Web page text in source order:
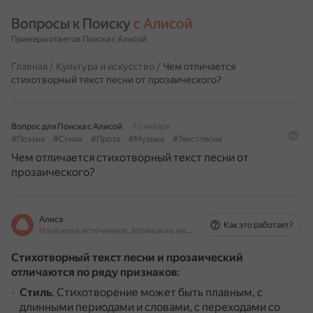
Вопросы к Поиску с Алисой
Примеры ответов Поиска с Алисой
Главная / Культура и искусство / Чем отличается
стихотворный текст песни от прозаического?
Вопрос для Поиска с Алисой
10 января
#Поэзия
#Стихи #Проза #Музыка #Текстпесни
Чем отличается стихотворный текст песни от
прозаического?
Алиса
На основе источников, возможны неточности
Как это работает?
Стихотворный текст песни и прозаический
отличаются по ряду признаков:
Стиль. Стихотворение может быть плавным, с
длинными периодами и словами, с переходами со